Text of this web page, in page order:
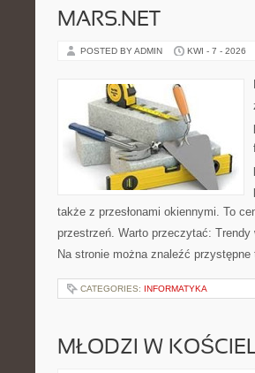
MARS.NET
POSTED BY ADMIN KWI - 7 - 2026
także z przesłonami okiennymi. To
przestrzeń. Warto przeczytać:
Na stronie można znaleźć
CATEGORIES: INFORMATYKA
MŁODZI W